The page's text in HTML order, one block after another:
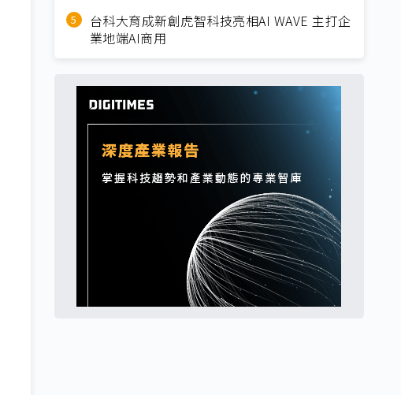
台科大育成新創虎智科技亮相AI WAVE 主打企
業地端AI商用